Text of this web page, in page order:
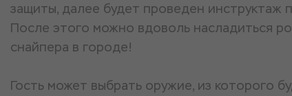
защиты, далее будет проведен инструктаж
После этого можно вдоволь насладиться
снайпера в городе!
Гость может выбрать оружие, из которого